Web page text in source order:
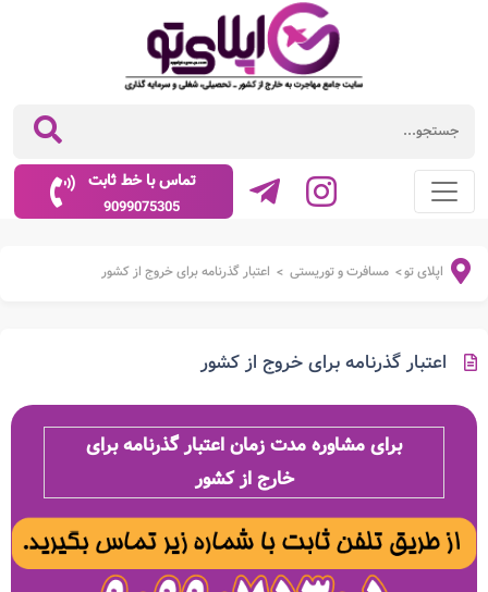
تماس با خط ثابت
9099075305
اپلای تو> مسافرت و توریستی > اعتبار گذرنامه برای خروج از کشور
اعتبار گذرنامه برای خروج از کشور
برای مشاوره مدت زمان اعتبار گذرنامه برای
خارج از کشور